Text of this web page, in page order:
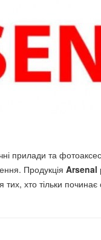
прилади та
ПродукціяArsenal
хто тільки починає